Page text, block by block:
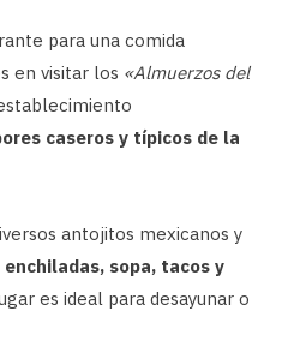
para una comida
en visitar los «Almuerzos del
caseros y típicos de la
antojitos mexicanos y
enchiladas, sopa, tacos y
es ideal para desayunar o